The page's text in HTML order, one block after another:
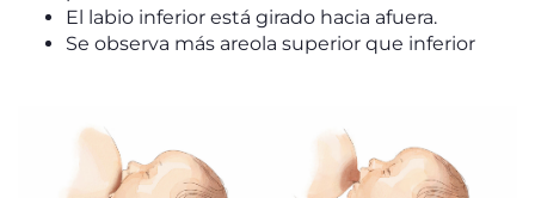
El labio inferior está girado hacia afuera.
Se observa más areola superior que inferior